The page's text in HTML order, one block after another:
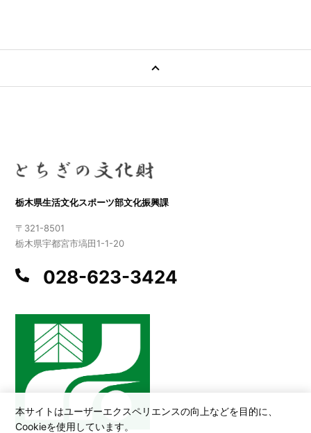
本サイトはユーザーエクスペリエンスの向上などを目的に、
Cookieを使用しています。
栃木県生活文化スポーツ部文化振興課
〒321-8501
栃木県宇都宮市塙田1-1-20
028-623-3424